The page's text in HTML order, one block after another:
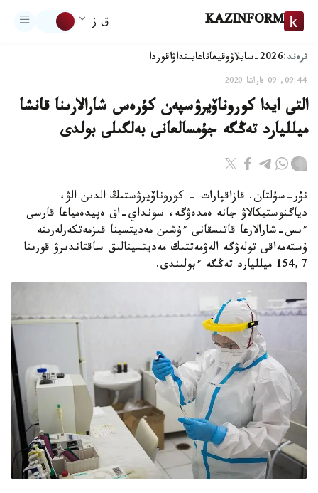
KAZINFORM ق ز
ترەند:2026-سايلاۋ وقيعاتاعايىنداۋاقوردا
09:44, 09 قاراشا 2020
التى ايدا كوروناۆيرۋسپەن كۇرەس شارالارىنا قانشا
ميلليارد تەڭگە جۇمسالعانى بەلگىلى بولدى
نۇر-سۇلتان. قازاقپارات - كوروناۆيرۋستىڭ الدىن الۋ،
دياگنوستيكالاۋ جانە ەمدەۋگە، سونداي-اق ەپيدەمياعا قارسى
ءىس-شارالارعا قاتىسقانى ءۇشىن مەديتسينا قىزمەتكەرلەرىنە
ۇستەمەاقى تولەۋگە الەۋمەتتىك مەديتسينالىق ساقتاندىرۋ قورىنا
154,7 ميلليارد تەڭگە ءبولىندى.